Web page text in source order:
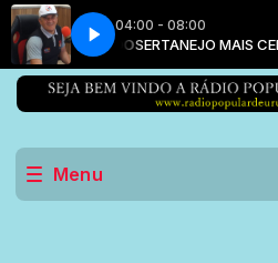
04:00 - 08:00
MACEDO SERTANEJO MAIS CEDO
Menu